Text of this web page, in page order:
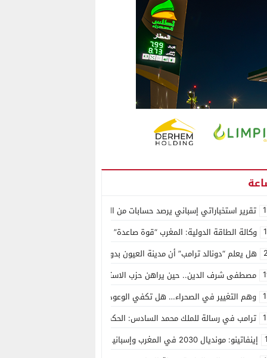
تقرير استخباراتي إسباني يرصد حسابات من الجزائر وأرقاما بـ”213+” ضمن حملة رقمية منظمة حرّضت على اقتحام سبتة
وكالة الطاقة الدولية: المغرب “قوة صاعدة” في سوق المعادن الاستراتيجية
هل يعلم “دونالد ترامب” أن مدينة العيون بدون ماء؟
مصطفى شرف الدين.. حين يراهن حزب الاستقلال على الكفاءة ويمنح الشباب
وهم التغيير في الصحراء… هل تكفي الوعود الفارغة لصناعة الواقع؟
ترامب في رسالة للملك محمد السادس: الحكم الذاتي هو الأساس الوحيد لحل
إينفاتينو: مونديال 2030 في المغرب وإسبانيا والبرتغال سيكون “الأجمل في التاريخ”